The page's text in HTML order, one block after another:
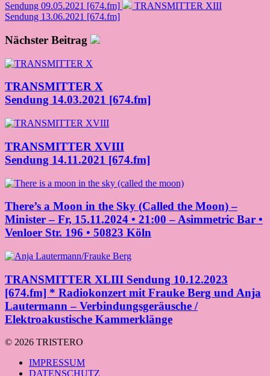
Sendung 09.05.2021 [674.fm]
TRANSMITTER XIII
Sendung 13.06.2021 [674.fm]
Nächster Beitrag
TRANSMITTER X
Sendung 14.03.2021 [674.fm]
TRANSMITTER XVIII
Sendung 14.11.2021 [674.fm]
There’s a Moon in the Sky (Called the Moon) –
Minister – Fr, 15.11.2024 • 21:00 – Asimmetric Bar •
Venloer Str. 196 • 50823 Köln
TRANSMITTER XLIII Sendung 10.12.2023
[674.fm] * Radiokonzert mit Frauke Berg und Anja
Lautermann – Verbindungsgeräusche /
Elektroakustische Kammerklänge
© 2026 TRISTERO
IMPRESSUM
DATENSCHUTZ